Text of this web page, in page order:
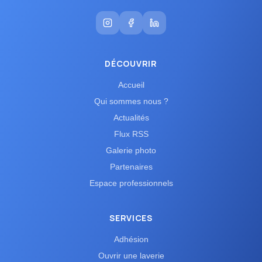
DÉCOUVRIR
Accueil
Qui sommes nous ?
Actualités
Flux RSS
Galerie photo
Partenaires
Espace professionnels
SERVICES
Adhésion
Ouvrir une laverie